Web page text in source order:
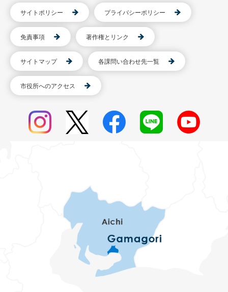
サイトポリシー プライバシーポリシー
免責事項 著作権とリンク
サイトマップ 各課問い合わせ先一覧
市役所へのアクセス